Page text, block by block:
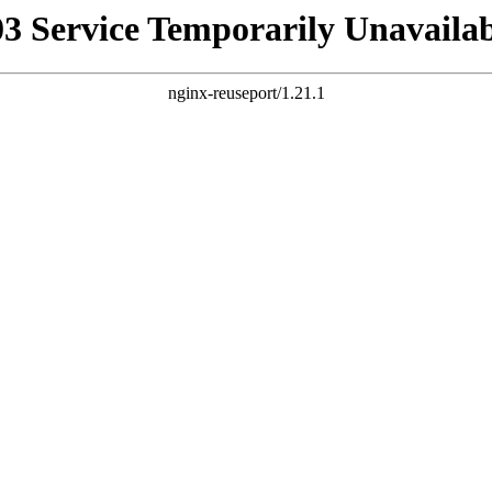
Service Temporarily
nginx-reuseport/1.21.1